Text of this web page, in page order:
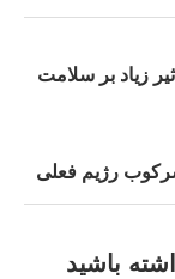
زیاد بر سلامت
رژیم فعلی
باشید